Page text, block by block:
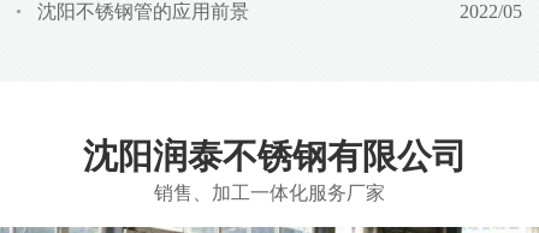
沈阳不锈钢管的应用前景 2022/05
沈阳润泰不锈钢有限公司
销售、加工一体化服务厂家